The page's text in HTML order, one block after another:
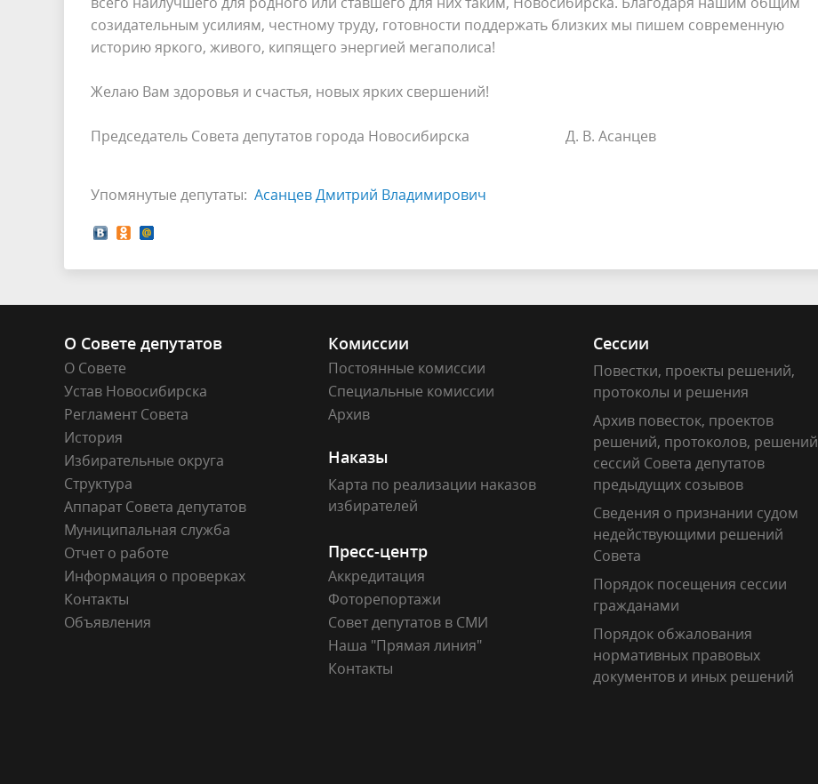
созидательным усилиям, честному труду, готовности поддержать близких мы пишем современную
историю яркого, живого, кипящего энергией мегаполиса!
Желаю Вам здоровья и счастья, новых ярких свершений!
Председатель Совета депутатов города Новосибирска Д. В. Асанцев
Упомянутые депутаты: Асанцев Дмитрий Владимирович
О Совете депутатов
О Совете
Устав Новосибирска
Регламент Совета
История
Избирательные округа
Структура
Аппарат Совета депутатов
Муниципальная служба
Отчет о работе
Информация о проверках
Контакты
Объявления
Комиссии
Постоянные комиссии
Специальные комиссии
Архив
Сессии
Повестки, проекты решений,
протоколы и решения
Архив повесток, проектов
решений, протоколов, решений
сессий Совета депутатов
предыдущих созывов
Сведения о признании судом
недействующими решений
Совета
Порядок посещения сессии
гражданами
Порядок обжалования
нормативных правовых
документов и иных решений
Наказы
Карта по реализации наказов
избирателей
Пресс-центр
Аккредитация
Фоторепортажи
Совет депутатов в СМИ
Наша "Прямая линия"
Контакты